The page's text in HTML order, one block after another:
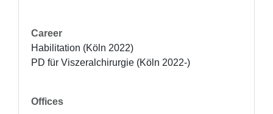
Career
Habilitation (Köln 2022)
PD für Viszeralchirurgie (Köln 2022-)
Offices